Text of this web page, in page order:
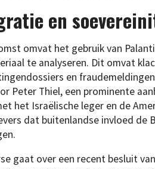
en
omvat het gebruik van
te analyseren. Dit omvat
en
Peter Thiel, een prominente
het Israëlische leger en de
dat buitenlandse invloed de
gaat over een recent besluit